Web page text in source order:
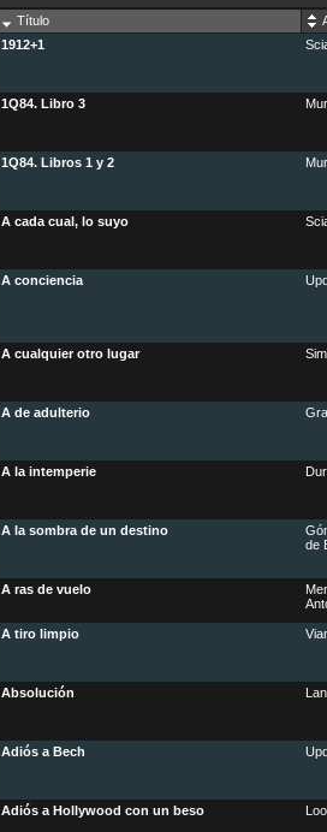
Título
1912+1
1Q84. Libro 3
1Q84. Libros 1 y 2
A cada cual, lo suyo
A conciencia
A cualquier otro lugar
A de adulterio
A la intemperie
A la sombra de un destino
de
A ras de vuelo
A tiro limpio
Absolución
Adiós a Bech
Adiós a Hollywood con un beso